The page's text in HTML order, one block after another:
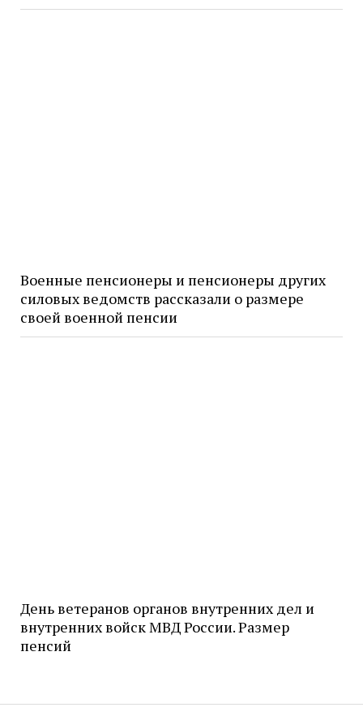
Военные пенсионеры и пенсионеры других
силовых ведомств рассказали о размере
своей военной пенсии
День ветеранов органов внутренних дел и
внутренних войск МВД России. Размер
пенсий